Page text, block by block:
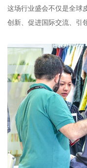
这场行业盛会不仅是全球
创新、促进国际交流、引